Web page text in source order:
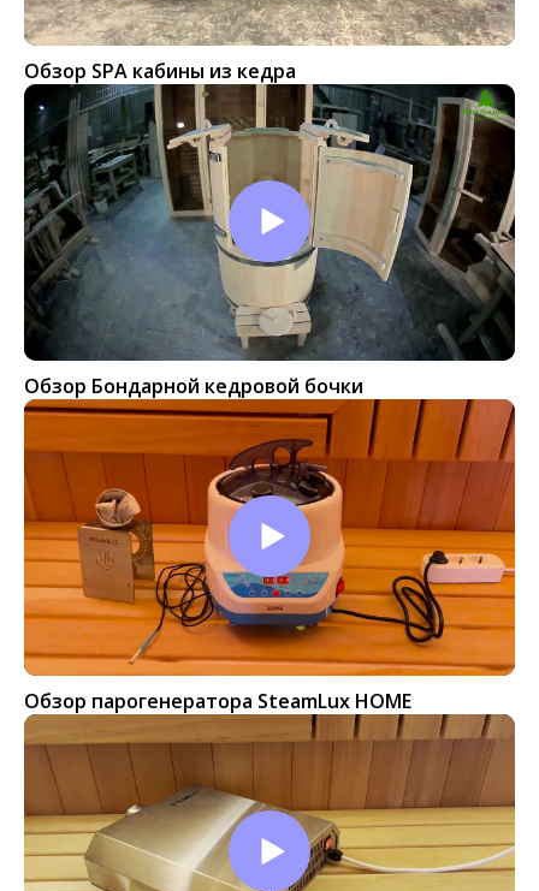
Обзор SPA кабины из кедра
Обзор Бондарной кедровой бочки
Обзор парогенератора SteamLux HOME